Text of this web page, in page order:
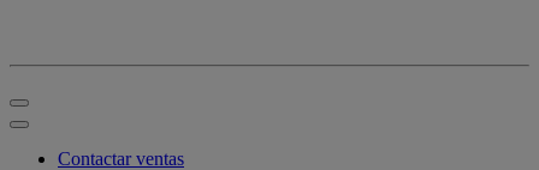
Contactar ventas